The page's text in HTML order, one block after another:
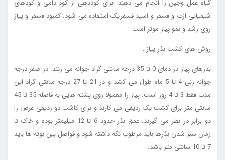
گیاه عمل وجین را انجام می دهند. برای کوددهی از کود دامی و کودهای
شیمیایی ازت و فسفر و اسید فسفریک استفاده می شود. کمبود فسفر و پیاز
روی رشد و نمو پیاز موثر است.
روش های کشت بذر پیاز :
بذرهای پیاز در دمای 0 تا 35 درجه سانتی گراد جوانه می زنند. در صفر درجه
جوانه زنی 4 تا 5 ماه طول می کشد و در 21 تا 27 درجه سانتی گراد این
مدت فقط 3 تا 4 روز است. پیاز را معمولا روی پشته هایی به فاصله 35 تا 45
سانتی متر برای کشت یک ردیفی می کارند و برای کاشت دو ردیفی عرض را
دو برابر در نظر می گیرند. عمق بذر حدود 6 تا 12 میلیمتر بوده و خاک تا
زمان سبز شدن بذرها باید مرطوب نگه داشته شود و فواصل بین بوته ها باید
7 تا 10 سانتی متر باشد.